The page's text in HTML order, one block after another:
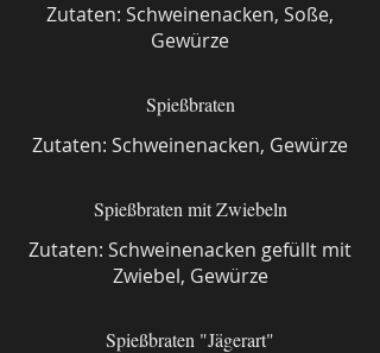
Zutaten: Schweinenacken, Soße,
Gewürze
Spießbraten
Zutaten: Schweinenacken, Gewürze
Spießbraten mit Zwiebeln
Zutaten: Schweinenacken gefüllt mit
Zwiebel, Gewürze
Spießbraten "Jägerart"